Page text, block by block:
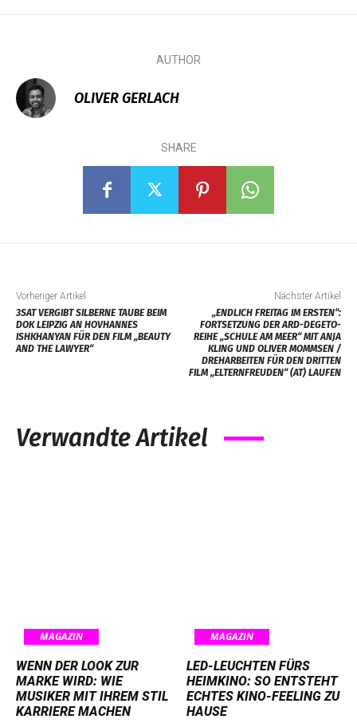
AUTHOR
OLIVER GERLACH
SHARE
Vorheriger Artikel
3SAT VERGIBT SILBERNE TAUBE BEIM
DOK LEIPZIG AN HOVHANNES
ISHKHANYAN FÜR DEN FILM „BEAUTY
AND THE LAWYER“
Nächster Artikel
„ENDLICH FREITAG IM ERSTEN“:
FORTSETZUNG DER ARD-DEGETO-
REIHE „SCHULE AM MEER“ MIT ANJA
KLING UND OLIVER MOMMSEN /
DREHARBEITEN FÜR DEN DRITTEN
FILM „ELTERNFREUDEN“ (AT) LAUFEN
Verwandte Artikel
MAGAZIN
WENN DER LOOK ZUR
MARKE WIRD: WIE
MUSIKER MIT IHREM STIL
KARRIERE MACHEN
MAGAZIN
LED-LEUCHTEN FÜRS
HEIMKINO: SO ENTSTEHT
ECHTES KINO-FEELING ZU
HAUSE